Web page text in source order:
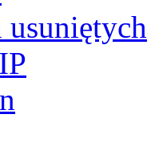
usuniętych